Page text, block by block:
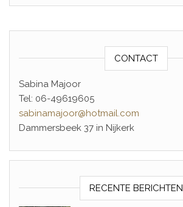
CONTACT
Sabina Majoor
Tel: 06-49619605
sabinamajoor@hotmail.com
Dammersbeek 37 in Nijkerk
RECENTE BERICHTEN